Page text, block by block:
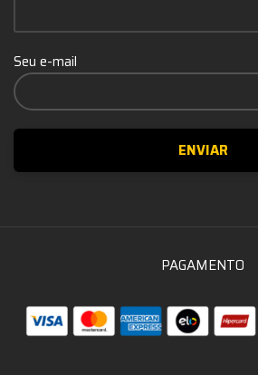
Seu e-mail
PAGAMENTO